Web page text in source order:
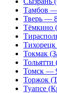
Тамбов
Тверь —
Тёмкино
Токмак
Томск —
Торжок
Туапсе